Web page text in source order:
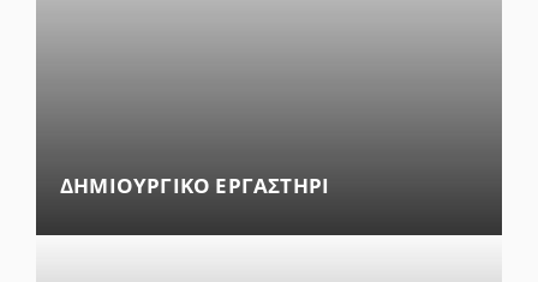
ΔΗΜΙΟΥΡΓΙΚΟ ΕΡΓΑΣΤΗΡΙ